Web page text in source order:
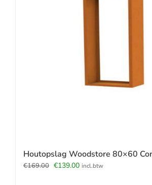
Houtopslag Woodstore 80×60
€169.00 Oorspronkelijke
€139.00Huidige
incl.btw